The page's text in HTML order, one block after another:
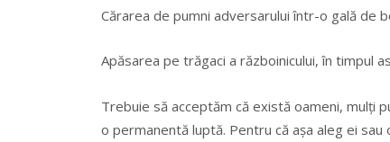
Cărarea de pumni adversarului într-o gală de
Apăsarea pe trăgaci a războinicului, în timpul
Trebuie să acceptăm că există oameni, mulți
o permanentă luptă. Pentru că așa aleg ei